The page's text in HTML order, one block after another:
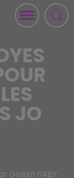
JO
Gislain SABY